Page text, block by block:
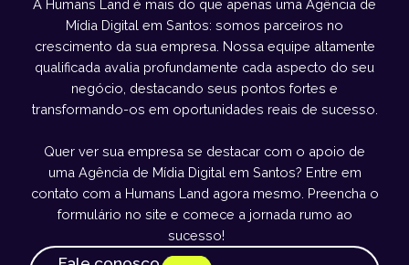
A Humans Land é mais do que apenas uma Agência de
Mídia Digital em Santos: somos parceiros no
crescimento da sua empresa. Nossa equipe altamente
qualificada avalia profundamente cada aspecto do seu
negócio, destacando seus pontos fortes e
transformando-os em oportunidades reais de sucesso.
Quer ver sua empresa se destacar com o apoio de
uma Agência de Mídia Digital em Santos? Entre em
contato com a Humans Land agora mesmo. Preencha o
formulário no site e comece a jornada rumo ao
sucesso!